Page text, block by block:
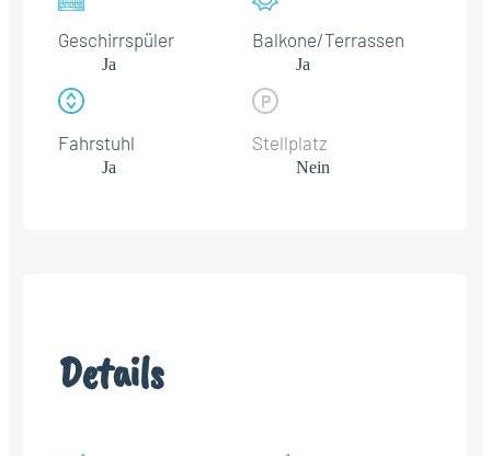
Geschirrspüler
Ja
Balkone/Terrassen
Ja
Fahrstuhl
Ja
Stellplatz
Nein
Details